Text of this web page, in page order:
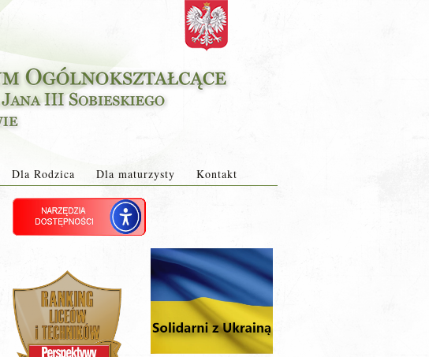
Dla Rodzica Dla maturzysty Kontakt